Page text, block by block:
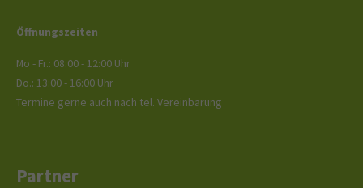
Öffnungszeiten
Mo - Fr.: 08:00 - 12:00 Uhr
Do.: 13:00 - 16:00 Uhr
Termine gerne auch nach tel. Vereinbarung
Partner